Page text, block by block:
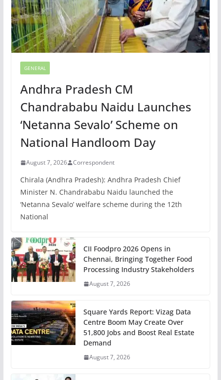
GENERAL
Andhra Pradesh CM
Chandrababu Naidu Launches
‘Netanna Sevalo’ Scheme on
National Handloom Day
August 7, 2026 Correspondent
Chirala (Andhra Pradesh): Andhra Pradesh Chief
Minister N. Chandrababu Naidu launched the
‘Netanna Sevalo’ welfare scheme during the 12th
National
CII Foodpro 2026 Opens in
Chennai, Bringing Together Food
Processing Industry Stakeholders
August 7, 2026
Square Yards Report: Vizag Data
Centre Boom May Create Over
51,800 Jobs and Boost Real Estate
Demand
August 7, 2026